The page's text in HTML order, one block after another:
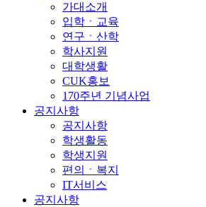
가대소개
입학ㆍ교육
연구ㆍ산학
학사지원
대학생활
CUK홍보
170주년 기념사업
공지사항
공지사항
학생활동
학생지원
편의ㆍ복지
IT서비스
공지사항